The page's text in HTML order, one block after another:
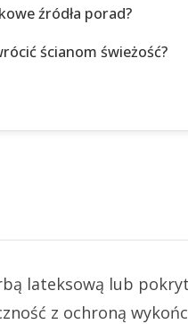
źródła porad?
ścianom świeżość?
lateksową lub
z ochroną